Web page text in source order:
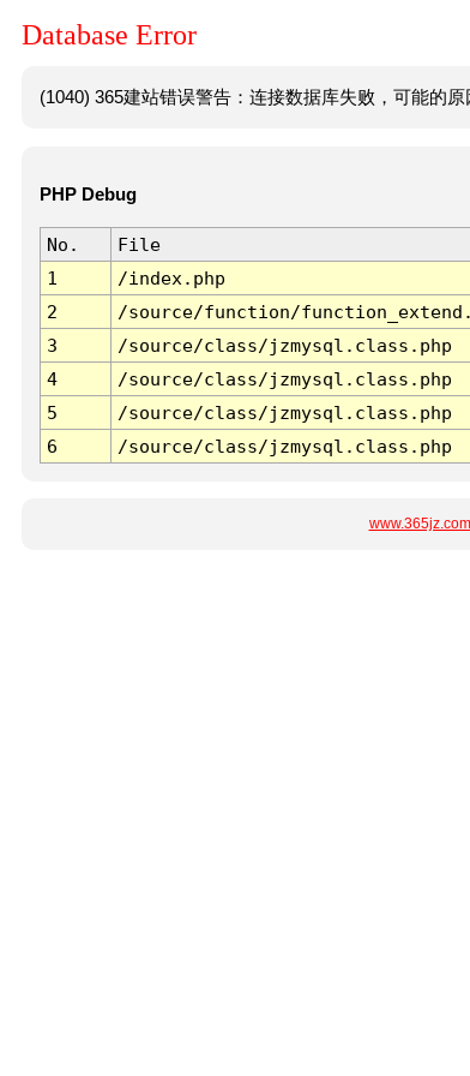
Database Error
(1040) 365建站错误警告：连接数据库失败，可能的
PHP Debug
No. File
1
/index.php
2
/source/function/
3
/source/class/jzmysql.class.php
4
/source/class/jzmysql.class.php
5
/source/class/jzmysql.class.php
6
/source/class/jzmysql.class.php
www.365jz.com